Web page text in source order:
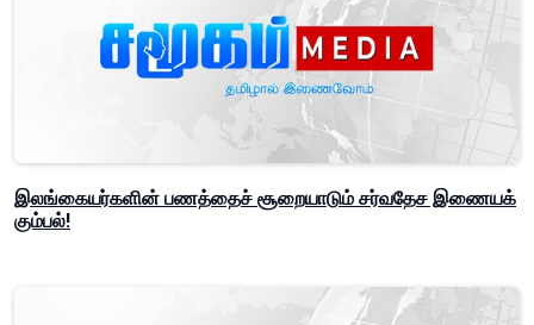
இலங்கையர்களின் பணத்தைச் சூறையாடும் சர்வதேச இணையக்
கும்பல்!